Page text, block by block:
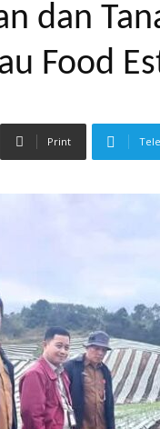
dan
Food
Print